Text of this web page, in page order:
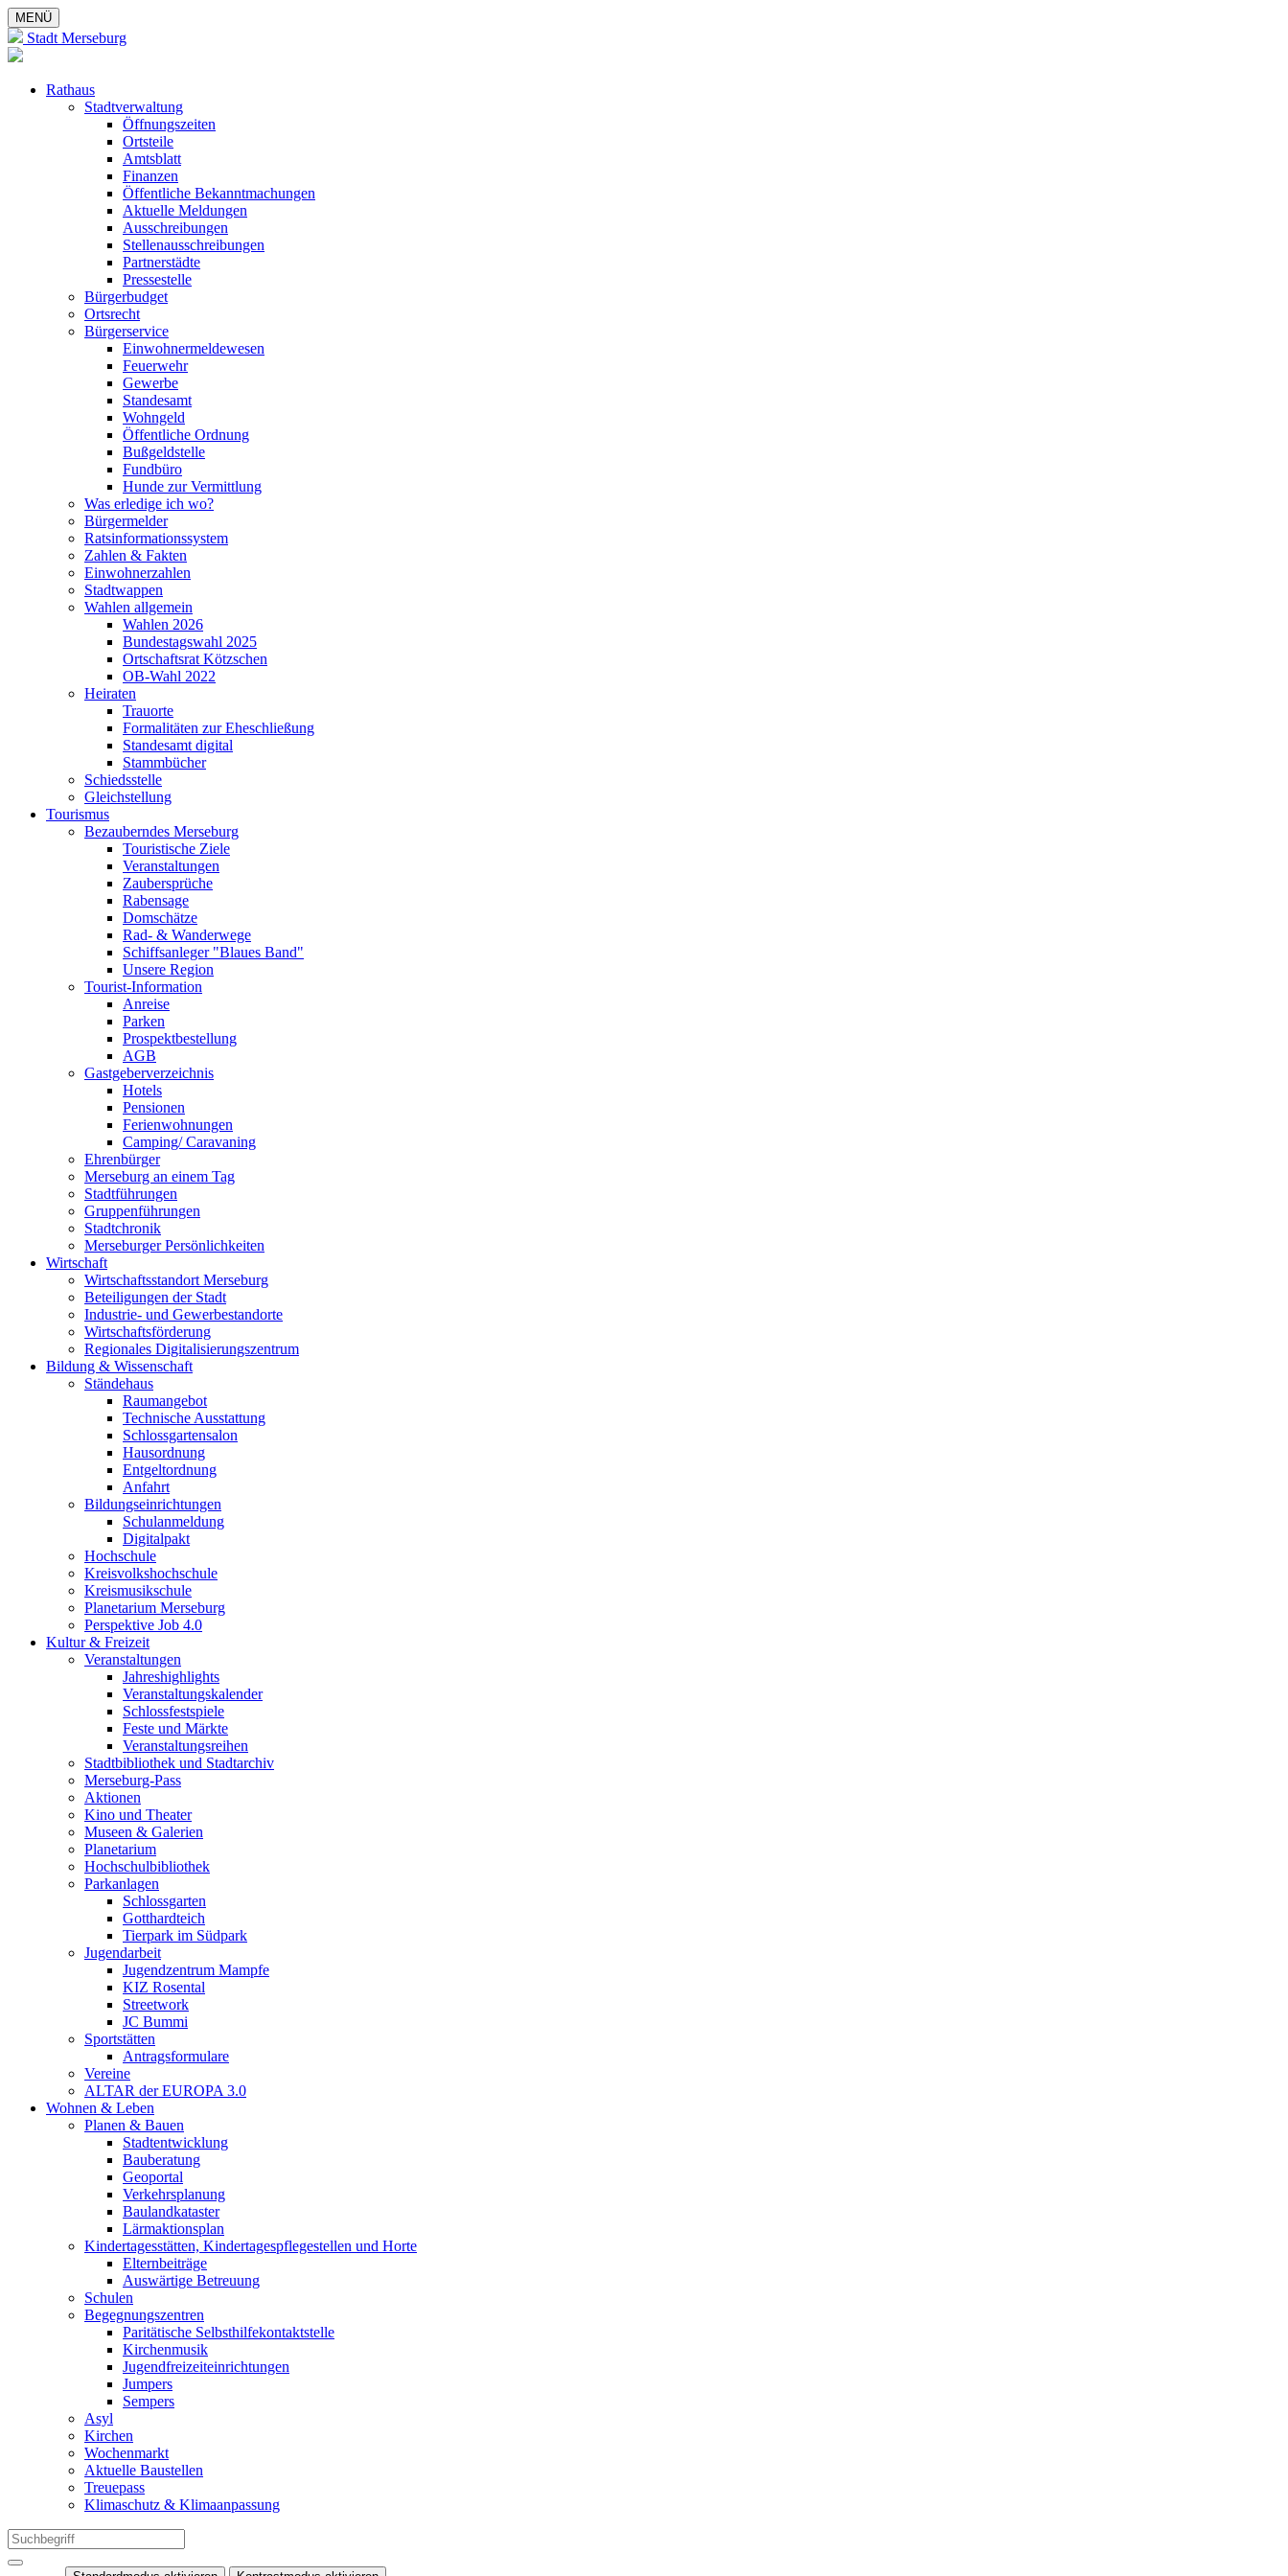
MENÜ
Stadt Merseburg
Rathaus
Stadtverwaltung
Öffnungszeiten
Ortsteile
Amtsblatt
Finanzen
Öffentliche Bekanntmachungen
Aktuelle Meldungen
Ausschreibungen
Stellenausschreibungen
Partnerstädte
Pressestelle
Bürgerbudget
Ortsrecht
Bürgerservice
Einwohnermeldewesen
Feuerwehr
Gewerbe
Standesamt
Wohngeld
Öffentliche Ordnung
Bußgeldstelle
Fundbüro
Hunde zur Vermittlung
Was erledige ich wo?
Bürgermelder
Ratsinformationssystem
Zahlen & Fakten
Einwohnerzahlen
Stadtwappen
Wahlen allgemein
Wahlen 2026
Bundestagswahl 2025
Ortschaftsrat Kötzschen
OB-Wahl 2022
Heiraten
Trauorte
Formalitäten zur Eheschließung
Standesamt digital
Stammbücher
Schiedsstelle
Gleichstellung
Tourismus
Bezauberndes Merseburg
Touristische Ziele
Veranstaltungen
Zaubersprüche
Rabensage
Domschätze
Rad- & Wanderwege
Schiffsanleger "Blaues Band"
Unsere Region
Tourist-Information
Anreise
Parken
Prospektbestellung
AGB
Gastgeberverzeichnis
Hotels
Pensionen
Ferienwohnungen
Camping/ Caravaning
Ehrenbürger
Merseburg an einem Tag
Stadtführungen
Gruppenführungen
Stadtchronik
Merseburger Persönlichkeiten
Wirtschaft
Wirtschaftsstandort Merseburg
Beteiligungen der Stadt
Industrie- und Gewerbestandorte
Wirtschaftsförderung
Regionales Digitalisierungszentrum
Bildung & Wissenschaft
Ständehaus
Raumangebot
Technische Ausstattung
Schlossgartensalon
Hausordnung
Entgeltordnung
Anfahrt
Bildungseinrichtungen
Schulanmeldung
Digitalpakt
Hochschule
Kreisvolkshochschule
Kreismusikschule
Planetarium Merseburg
Perspektive Job 4.0
Kultur & Freizeit
Veranstaltungen
Jahreshighlights
Veranstaltungskalender
Schlossfestspiele
Feste und Märkte
Veranstaltungsreihen
Stadtbibliothek und Stadtarchiv
Merseburg-Pass
Aktionen
Kino und Theater
Museen & Galerien
Planetarium
Hochschulbibliothek
Parkanlagen
Schlossgarten
Gotthardteich
Tierpark im Südpark
Jugendarbeit
Jugendzentrum Mampfe
KIZ Rosental
Streetwork
JC Bummi
Sportstätten
Antragsformulare
Vereine
ALTAR der EUROPA 3.0
Wohnen & Leben
Planen & Bauen
Stadtentwicklung
Bauberatung
Geoportal
Verkehrsplanung
Baulandkataster
Lärmaktionsplan
Kindertagesstätten, Kindertagespflegestellen und Horte
Elternbeiträge
Auswärtige Betreuung
Schulen
Begegnungszentren
Paritätische Selbsthilfekontaktstelle
Kirchenmusik
Jugendfreizeiteinrichtungen
Jumpers
Sempers
Asyl
Kirchen
Wochenmarkt
Aktuelle Baustellen
Treuepass
Klimaschutz & Klimaanpassung